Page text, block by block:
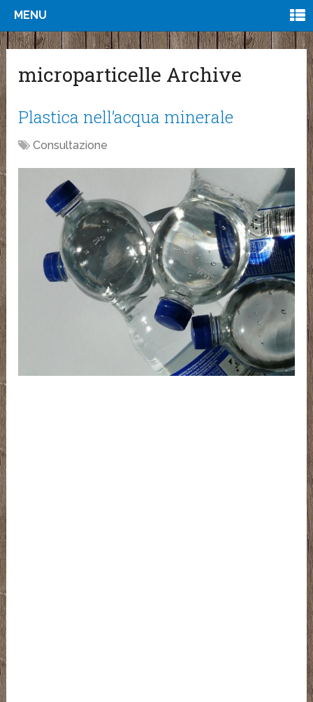
MENU
microparticelle Archive
Plastica nell’acqua minerale
Consultazione